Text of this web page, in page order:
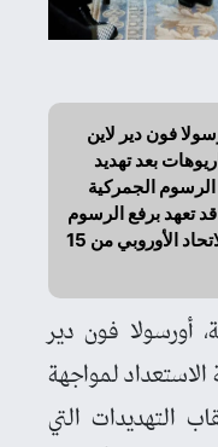
فون دير لاين
بعد تهديد
الجمركية
تعهد برفع الرسوم
الجمركية على سيارات وشاحنات الاتحاد الأوروبي من 15
أورسولا فون دير
الاستعداد لمواجهة
التهديدات التي